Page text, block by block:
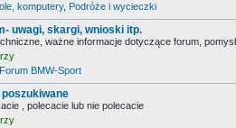
komputery, Podróże i wycieczki
uwagi, skargi, wnioski itp.
ważne informacje dotyczące forum,
BMW-Sport
, polecacie lub nie polecacie